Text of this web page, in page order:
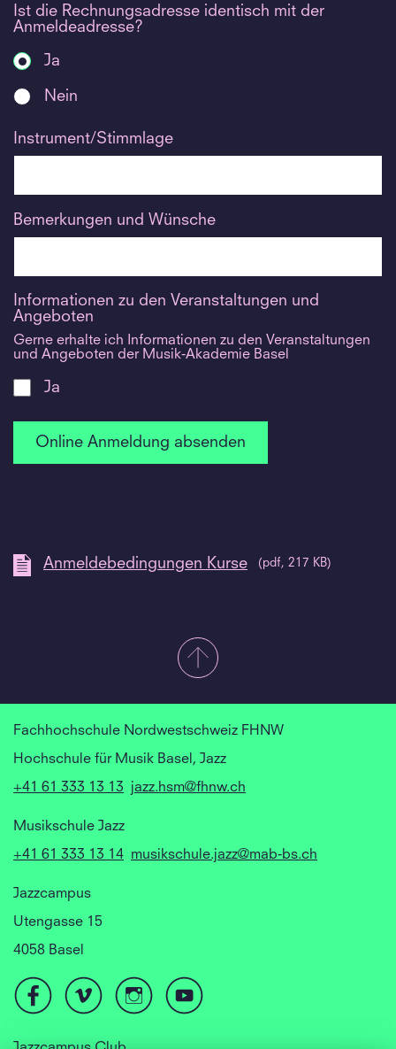
Ist die Rechnungsadresse identisch mit der
Anmeldeadresse?
Ja
Nein
Instrument/Stimmlage
Bemerkungen und Wünsche
Informationen zu den Veranstaltungen und
Angeboten
Gerne erhalte ich Informationen zu den Veranstaltungen
und Angeboten der Musik-Akademie Basel
Ja
Anmeldebedingungen Kurse (pdf, 217 KB)
Fachhochschule Nordwestschweiz FHNW
Hochschule für Musik Basel, Jazz
+41 61 333 13 13
jazz.hsm@fhnw.ch
Musikschule Jazz
+41 61 333 13 14 musikschule.jazz@mab-bs.ch
Jazzcampus
Utengasse 15
4058 Basel